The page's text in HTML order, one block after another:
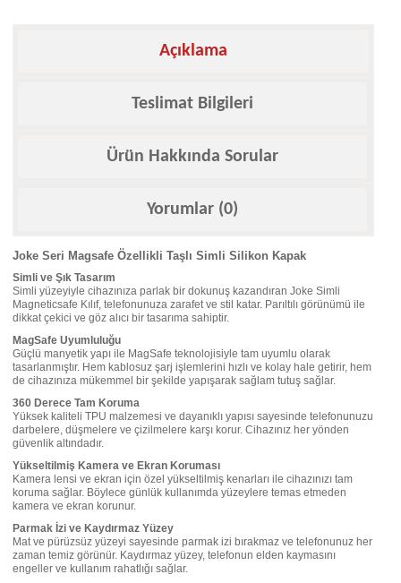
Açıklama
Teslimat Bilgileri
Ürün Hakkında Sorular
Yorumlar (0)
Joke Seri Magsafe Özellikli Taşlı Simli Silikon Kapak
Simli ve Şık Tasarım
Simli yüzeyiyle cihazınıza parlak bir dokunuş kazandıran Joke Simli
Magneticsafe Kılıf, telefonunuza zarafet ve stil katar. Parıltılı görünümü ile
dikkat çekici ve göz alıcı bir tasarıma sahiptir.
MagSafe Uyumluluğu
Güçlü manyetik yapı ile MagSafe teknolojisiyle tam uyumlu olarak
tasarlanmıştır. Hem kablosuz şarj işlemlerini hızlı ve kolay hale getirir, hem
de cihazınıza mükemmel bir şekilde yapışarak sağlam tutuş sağlar.
360 Derece Tam Koruma
Yüksek kaliteli TPU malzemesi ve dayanıklı yapısı sayesinde telefonunuzu
darbelere, düşmelere ve çizilmelere karşı korur. Cihazınız her yönden
güvenlik altındadır.
Yükseltilmiş Kamera ve Ekran Koruması
Kamera lensi ve ekran için özel yükseltilmiş kenarları ile cihazınızı tam
koruma sağlar. Böylece günlük kullanımda yüzeylere temas etmeden
kamera ve ekran korunur.
Parmak İzi ve Kaydırmaz Yüzey
Mat ve pürüzsüz yüzeyi sayesinde parmak izi bırakmaz ve telefonunuz her
zaman temiz görünür. Kaydırmaz yüzey, telefonun elden kaymasını
engeller ve kullanım rahatlığı sağlar.